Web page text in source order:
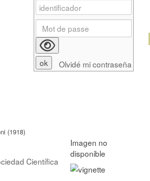
(1918)
Científica
Olvidé mi contraseña